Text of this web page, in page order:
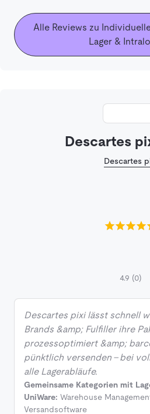
Alle Reviews zu
Lager &
Descartes
Descartes
4.9 (0)
Descartes pixi lässt schnell
Brands &amp; Fulfiller ihre
prozessoptimiert &amp;
pünktlich versenden – bei
alle Lagerabläufe.
Gemeinsame Kategorien mit
UniWare: Warehouse
Versandsoftware